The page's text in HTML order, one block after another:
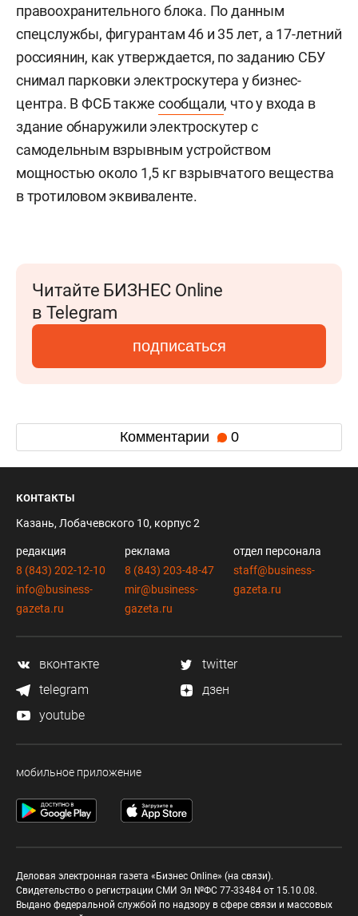
правоохранительного блока. По данным
спецслужбы, фигурантам 46 и 35 лет, а 17-летний
россиянин, как утверждается, по заданию СБУ
снимал парковки электроскутера у бизнес-
центра. В ФСБ такжесообщали, что у входа в
здание обнаружили электроскутер с
самодельным взрывным устройством
мощностью около 1,5 кг взрывчатого вещества
в тротиловом эквиваленте.
Читайте БИЗНЕС Online
в Telegram
подписаться
Комментарии 0
контакты
Казань, Лобачевского 10, корпус 2
редакция
8 (843) 202-12-10
info@business-
gazeta.ru
реклама
8 (843) 203-48-47
mir@business-
gazeta.ru
отдел персонала
staff@business-
gazeta.ru
вконтакте
twitter
telegram
дзен
youtube
мобильное приложение
Деловая электронная газета «Бизнес Online» (на связи).
Свидетельство о регистрации СМИ Эл №ФС 77-33484 от 15.10.08.
Выдано федеральной службой по надзору в сфере связи и массовых